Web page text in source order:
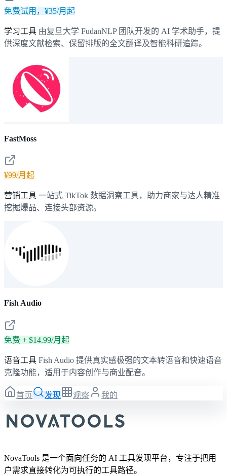
免费试用，¥35/月起
学习工具 由复旦大学 FudanNLP 团队开发的 AI 学术助手，提
供深度文献检索、保留排版的全文翻译及智能科研追踪。
FastMoss
¥99/月起
营销工具 一站式 TikTok 数据洞察工具，助力商家与达人精准
挖掘爆品、连接头部资源。
Fish Audio
免费 + $14.99/月起
语音工具 Fish Audio 提供真实感极强的文本转语音和快速语音
克隆功能，适用于内容创作与商业配音。
首页 发现 观察 我的
NovaTools 是一个面向任务的 AI 工具发现平台，专注于把用
户需求直接转化为可执行的工具路径。